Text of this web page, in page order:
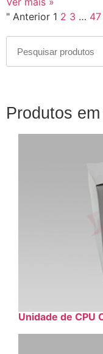
Produtos
Unidade de CPU
" Anterior 1 2 3 … 47